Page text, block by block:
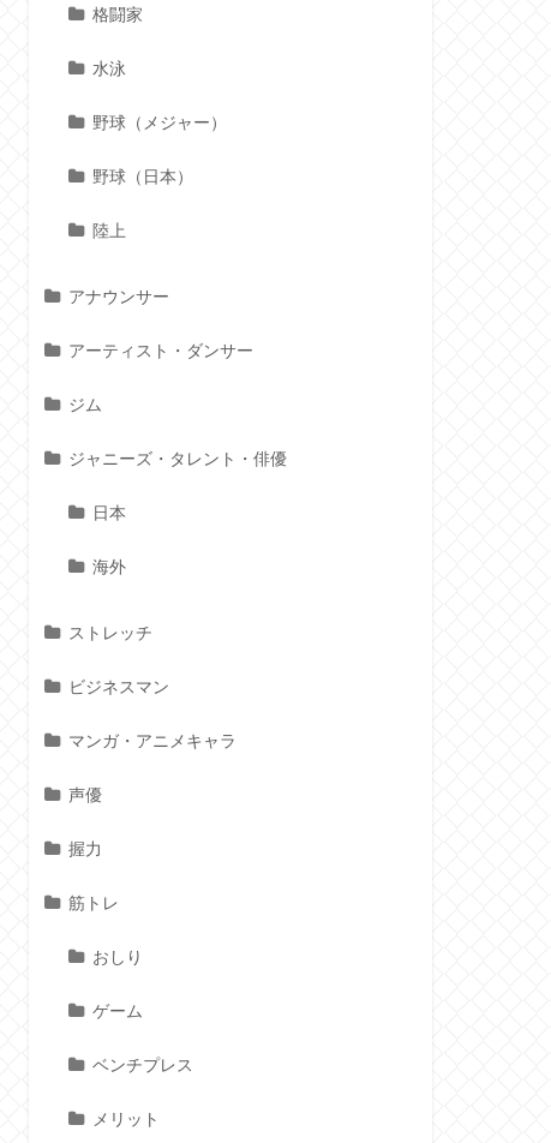
格闘家
水泳
野球（メジャー）
野球（日本）
陸上
アナウンサー
アーティスト・ダンサー
ジム
ジャニーズ・タレント・俳優
日本
海外
ストレッチ
ビジネスマン
マンガ・アニメキャラ
声優
握力
筋トレ
おしり
ゲーム
ベンチプレス
メリット